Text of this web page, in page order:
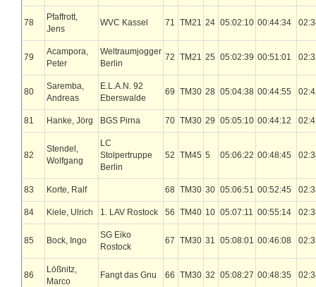
78
Pfaffrott,
Jens
WVC Kassel 71 TM21 24 05:02:10 00:44:34
79
Acampora,
Peter
Weltraumjogger
Berlin
72 TM21 25 05:02:39 00:51:01
80
Saremba,
Andreas
E.L.A.N. 92
Eberswalde
69 TM30 28 05:04:38 00:44:55
81 Hanke, Jörg BGS Pirna 70 TM30 29 05:05:10 00:44:12
82
Stendel,
Wolfgang
LC
Stolpertruppe
Berlin
52 TM45 5 05:06:22 00:48:45
83 Korte, Ralf 68 TM30 30 05:06:51 00:52:45
84 Kiele, Ulrich 1. LAV Rostock 56 TM40 10 05:07:11 00:55:14
85 Bock, Ingo
SG Eiko
Rostock
67 TM30 31 05:08:01 00:46:08
86
Lößnitz,
Marco
Fangt das Gnu 66 TM30 32 05:08:27 00:48:35